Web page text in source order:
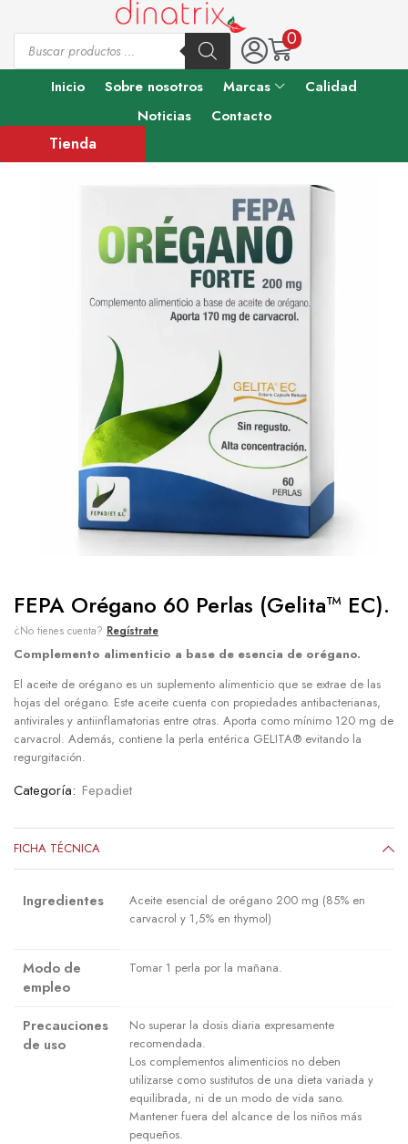
0
Inicio Sobre nosotros Marcas
Calidad
Noticias
Contacto
Tienda
FEPA Orégano 60 Perlas (Gelita™ EC).
¿No tienes cuenta? Regístrate
Complemento alimenticio a base de esencia de orégano.
El aceite de orégano es un suplemento alimenticio que se extrae de las
hojas del orégano. Este aceite cuenta con propiedades antibacterianas,
antivirales y antiinflamatorias entre otras. Aporta como mínimo 120 mg de
carvacrol. Además, contiene la perla entérica GELITA® evitando la
regurgitación.
Categoría: Fepadiet
FICHA TÉCNICA
Ingredientes
Aceite esencial de orégano 200 mg (85% en
carvacrol y 1,5% en thymol)
Modo de
empleo
Tomar 1 perla por la mañana.
Precauciones
de uso
No superar la dosis diaria expresamente
recomendada.
Los complementos alimenticios no deben
utilizarse como sustitutos de una dieta variada y
equilibrada, ni de un modo de vida sano.
Mantener fuera del alcance de los niños más
pequeños.